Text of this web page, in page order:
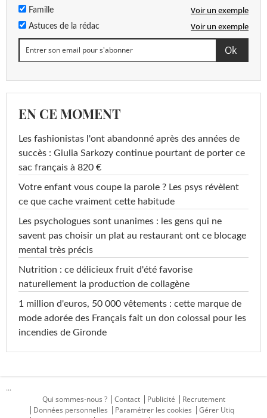
Famille Voir un exemple
Astuces de la rédac Voir un exemple
EN CE MOMENT
Les fashionistas l'ont abandonné après des années de
succès : Giulia Sarkozy continue pourtant de porter ce
sac français à 820 €
Votre enfant vous coupe la parole ? Les psys révèlent
ce que cache vraiment cette habitude
Les psychologues sont unanimes : les gens qui ne
savent pas choisir un plat au restaurant ont ce blocage
mental très précis
Nutrition : ce délicieux fruit d'été favorise
naturellement la production de collagène
1 million d'euros, 50 000 vêtements : cette marque de
mode adorée des Français fait un don colossal pour les
incendies de Gironde
...
Qui sommes-nous ?
Contact Publicité
Recrutement
Données personnelles
Paramétrer les cookies
Gérer Utiq